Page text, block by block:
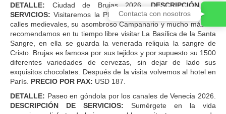
DETALLE: Ciudad de Brujas 2026.DESCRIPCIÓN DE
SERVICIOS: Visitaremos la Plaza del Mercado, sus estrechas
calles medievales, su asombroso Campanario y mucho más. Te
recomendamos en tu tiempo libre visitar La Basílica de la Santa
Sangre, en ella se guarda la venerada reliquia la sangre de
Cristo. Brujas es famosa por sus tejidos y por supuesto su 1500
diferentes variedades de cervezas, sin dejar de lado sus
exquisitos chocolates. Después de la visita volvemos al hotel en
París. PRECIO POR PAX: USD 187.
DETALLE: Paseo en góndola por los canales de Venecia 2026.
DESCRIPCIÓN DE SERVICIOS: Sumérgete en la vida
Contacta con nosotros